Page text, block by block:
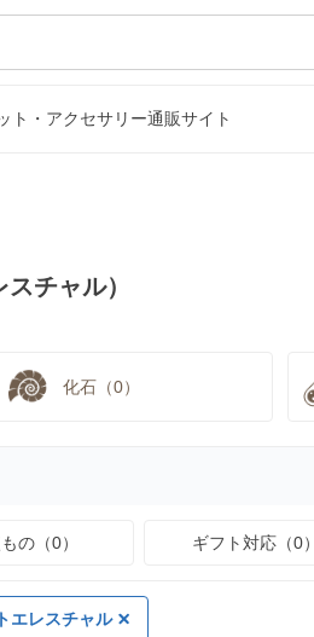
ト・アクセサリー通販サイト
チャル）
化石（0）
の（0） ギフト対応（0）
エレスチャル